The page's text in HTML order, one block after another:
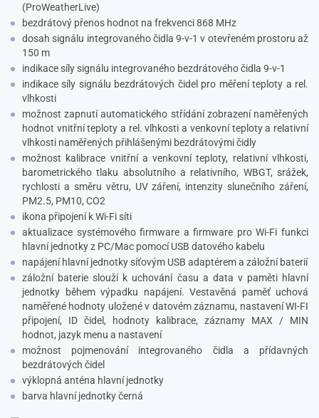
(ProWeatherLive)
bezdrátový přenos hodnot na frekvenci 868 MHz
dosah signálu integrovaného čidla 9-v-1 v otevřeném prostoru až
150 m
indikace síly signálu integrovaného bezdrátového čidla 9-v-1
indikace síly signálu bezdrátových čidel pro měření teploty a rel.
vlhkosti
možnost zapnutí automatického střídání zobrazení naměřených
hodnot vnitřní teploty a rel. vlhkosti a venkovní teploty a relativní
vlhkosti naměřených přihlášenými bezdrátovými čidly
možnost kalibrace vnitřní a venkovní teploty, relativní vlhkosti,
barometrického tlaku absolutního a relativního, WBGT, srážek,
rychlosti a směru větru, UV záření, intenzity slunečního záření,
PM2.5, PM10, CO2
ikona připojení k Wi-Fi síti
aktualizace systémového firmware a firmware pro Wi-Fi funkci
hlavní jednotky z PC/Mac pomocí USB datového kabelu
napájení hlavní jednotky síťovým USB adaptérem a záložní baterií
záložní baterie slouží k uchování času a data v paměti hlavní
jednotky během výpadku napájení. Vestavěná paměť uchová
naměřené hodnoty uložené v datovém záznamu, nastavení WI-FI
připojení, ID čidel, hodnoty kalibrace, záznamy MAX / MIN
hodnot, jazyk menu a nastavení
možnost pojmenování integrovaného čidla a přídavných
bezdrátových čidel
výklopná anténa hlavní jednotky
barva hlavní jednotky černá